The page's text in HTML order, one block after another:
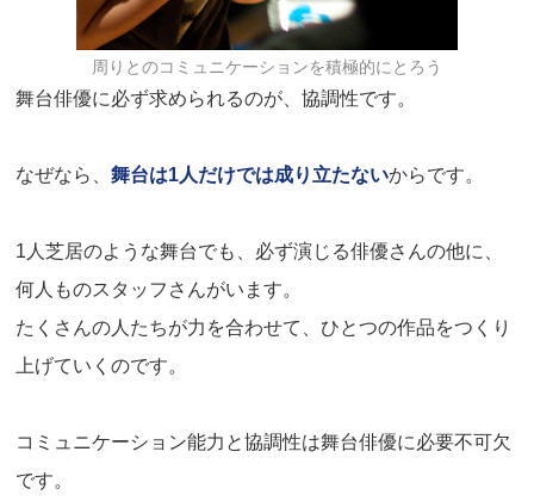
周りとのコミュニケーションを積極的にとろう
舞台俳優に必ず求められるのが、協調性です。
なぜなら、舞台は1人だけでは成り立たないからです。
1人芝居のような舞台でも、必ず演じる俳優さんの他に、
何人ものスタッフさんがいます。
たくさんの人たちが力を合わせて、ひとつの作品をつくり
上げていくのです。
コミュニケーション能力と協調性は舞台俳優に必要不可欠
です。